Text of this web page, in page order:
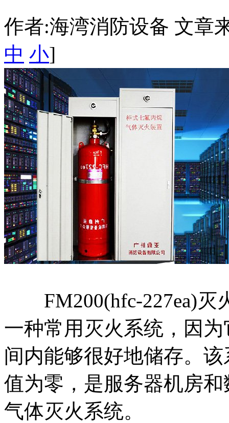
作者:海湾消防设备 文章
中 小]
FM200(hfc-227ea)灭
一种常用灭火系统，因
间内能够很好地储存。
值为零，是服务器机房
气体灭火系统。